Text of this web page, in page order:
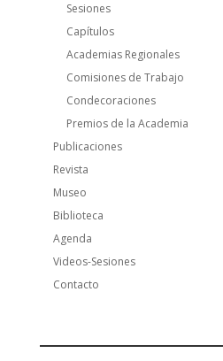
Sesiones
Capítulos
Academias Regionales
Comisiones de Trabajo
Condecoraciones
Premios de la Academia
Publicaciones
Revista
Museo
Biblioteca
Agenda
Videos-Sesiones
Contacto